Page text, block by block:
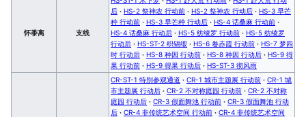
怀黍离 支线
后 · HS-2 祭神农 行动前 · HS-2 祭神农 行动后 · HS-3 早芒
种 行动前 · HS-3 早芒种 行动后 · HS-4 话桑麻 行动前 ·
HS-4 话桑麻 行动后 · HS-5 纺绫罗 行动前 · HS-5 纺绫罗
行动后 · HS-ST-2 织锦缎 · HS-6 卷赤霞 行动前 · HS-7 梦四
时 行动后 · HS-8 种因 行动前 · HS-8 种因 行动后 · HS-9 得
果 行动前 · HS-9 得果 行动后 · HS-ST-3 彻风雨
CR-ST-1 特别参观通道 · CR-1 城市主题展 行动前 · CR-1 城
市主题展 行动后 · CR-2 不对称庭园 行动前 · CR-2 不对称
庭园 行动后 · CR-3 假面舞池 行动前 · CR-3 假面舞池 行动
后 · CR-4 非传统艺术空间 行动前 · CR-4 非传统艺术空间